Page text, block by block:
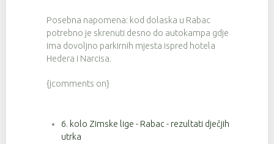
Posebna napomena: kod dolaska u Rabac
potrebno je skrenuti desno do autokampa gdje
ima dovoljno parkirnih mjesta ispred hotela
Hedera i Narcisa.
{jcomments on}
6. kolo Zimske lige - Rabac - rezultati dječjih
utrka